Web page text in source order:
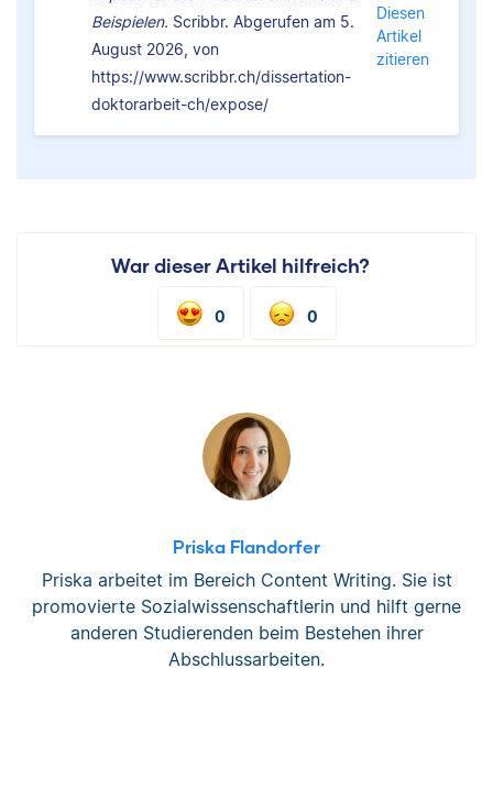
Beispielen. Scribbr. Abgerufen am 5.
August 2026, von
https://www.scribbr.ch/dissertation-
doktorarbeit-ch/expose/
Diesen
Artikel
zitieren
War dieser Artikel hilfreich?
0 0
Priska Flandorfer
Priska arbeitet im Bereich Content Writing. Sie ist
promovierte Sozialwissenschaftlerin und hilft gerne
anderen Studierenden beim Bestehen ihrer
Abschlussarbeiten.